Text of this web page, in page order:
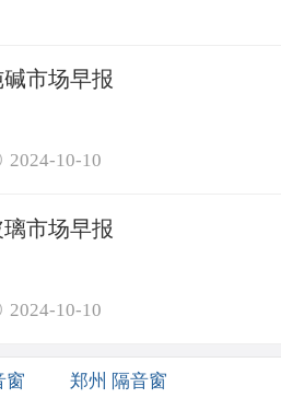
碱市场早报
2024-10-10
璃市场早报
2024-10-10
窗 郑州 隔音窗